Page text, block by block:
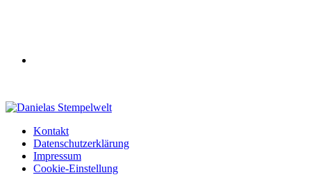
Kontakt
Datenschutzerklärung
Impressum
Cookie-Einstellung